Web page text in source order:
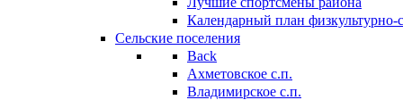
Календарный план
Сельские поселения
Back
Ахметовское с.п.
Владимирское с.п.